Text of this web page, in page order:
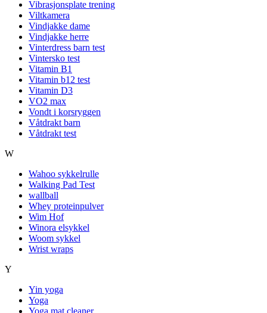
Vibrasjonsplate trening
Viltkamera
Vindjakke dame
Vindjakke herre
Vinterdress barn test
Vintersko test
Vitamin B1
Vitamin b12 test
Vitamin D3
VO2 max
Vondt i korsryggen
Våtdrakt barn
Våtdrakt test
W
Wahoo sykkelrulle
Walking Pad Test
wallball
Whey proteinpulver
Wim Hof
Winora elsykkel
Woom sykkel
Wrist wraps
Y
Yin yoga
Yoga
Yoga mat cleaner